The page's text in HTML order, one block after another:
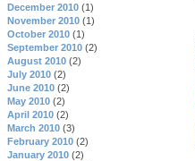
December 2010 (1)
November 2010 (1)
October 2010 (1)
September 2010 (2)
August 2010 (2)
July 2010 (2)
June 2010 (2)
May 2010 (2)
April 2010 (2)
March 2010 (3)
February 2010 (2)
January 2010 (2)